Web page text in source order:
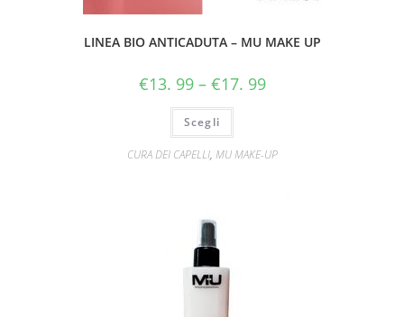
LINEA BIO ANTICADUTA – MU MAKE UP
€13. 99– €17. 99
Scegli
CURA DEI CAPELLI, MU MAKE-UP